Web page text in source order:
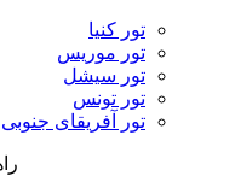
تور کنیا
تور موریس
تور سیشل
تور تونس
تور آفریقای جنوبی